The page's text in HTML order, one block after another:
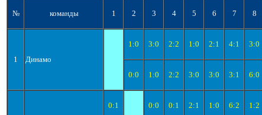
№ команды 1 2 3 4 5 6 7 8
1 Динамо
1:0 3:0 2:2 1:0 2:1 4:1 3:0
0:0
1:0 2:2 3:0 3:0 3:1 6:0
0:1 0:0 0:1 2:1 1:0 6:2 1:2